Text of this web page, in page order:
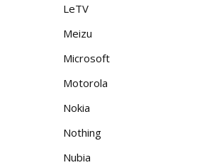
LeTV
Meizu
Microsoft
Motorola
Nokia
Nothing
Nubia